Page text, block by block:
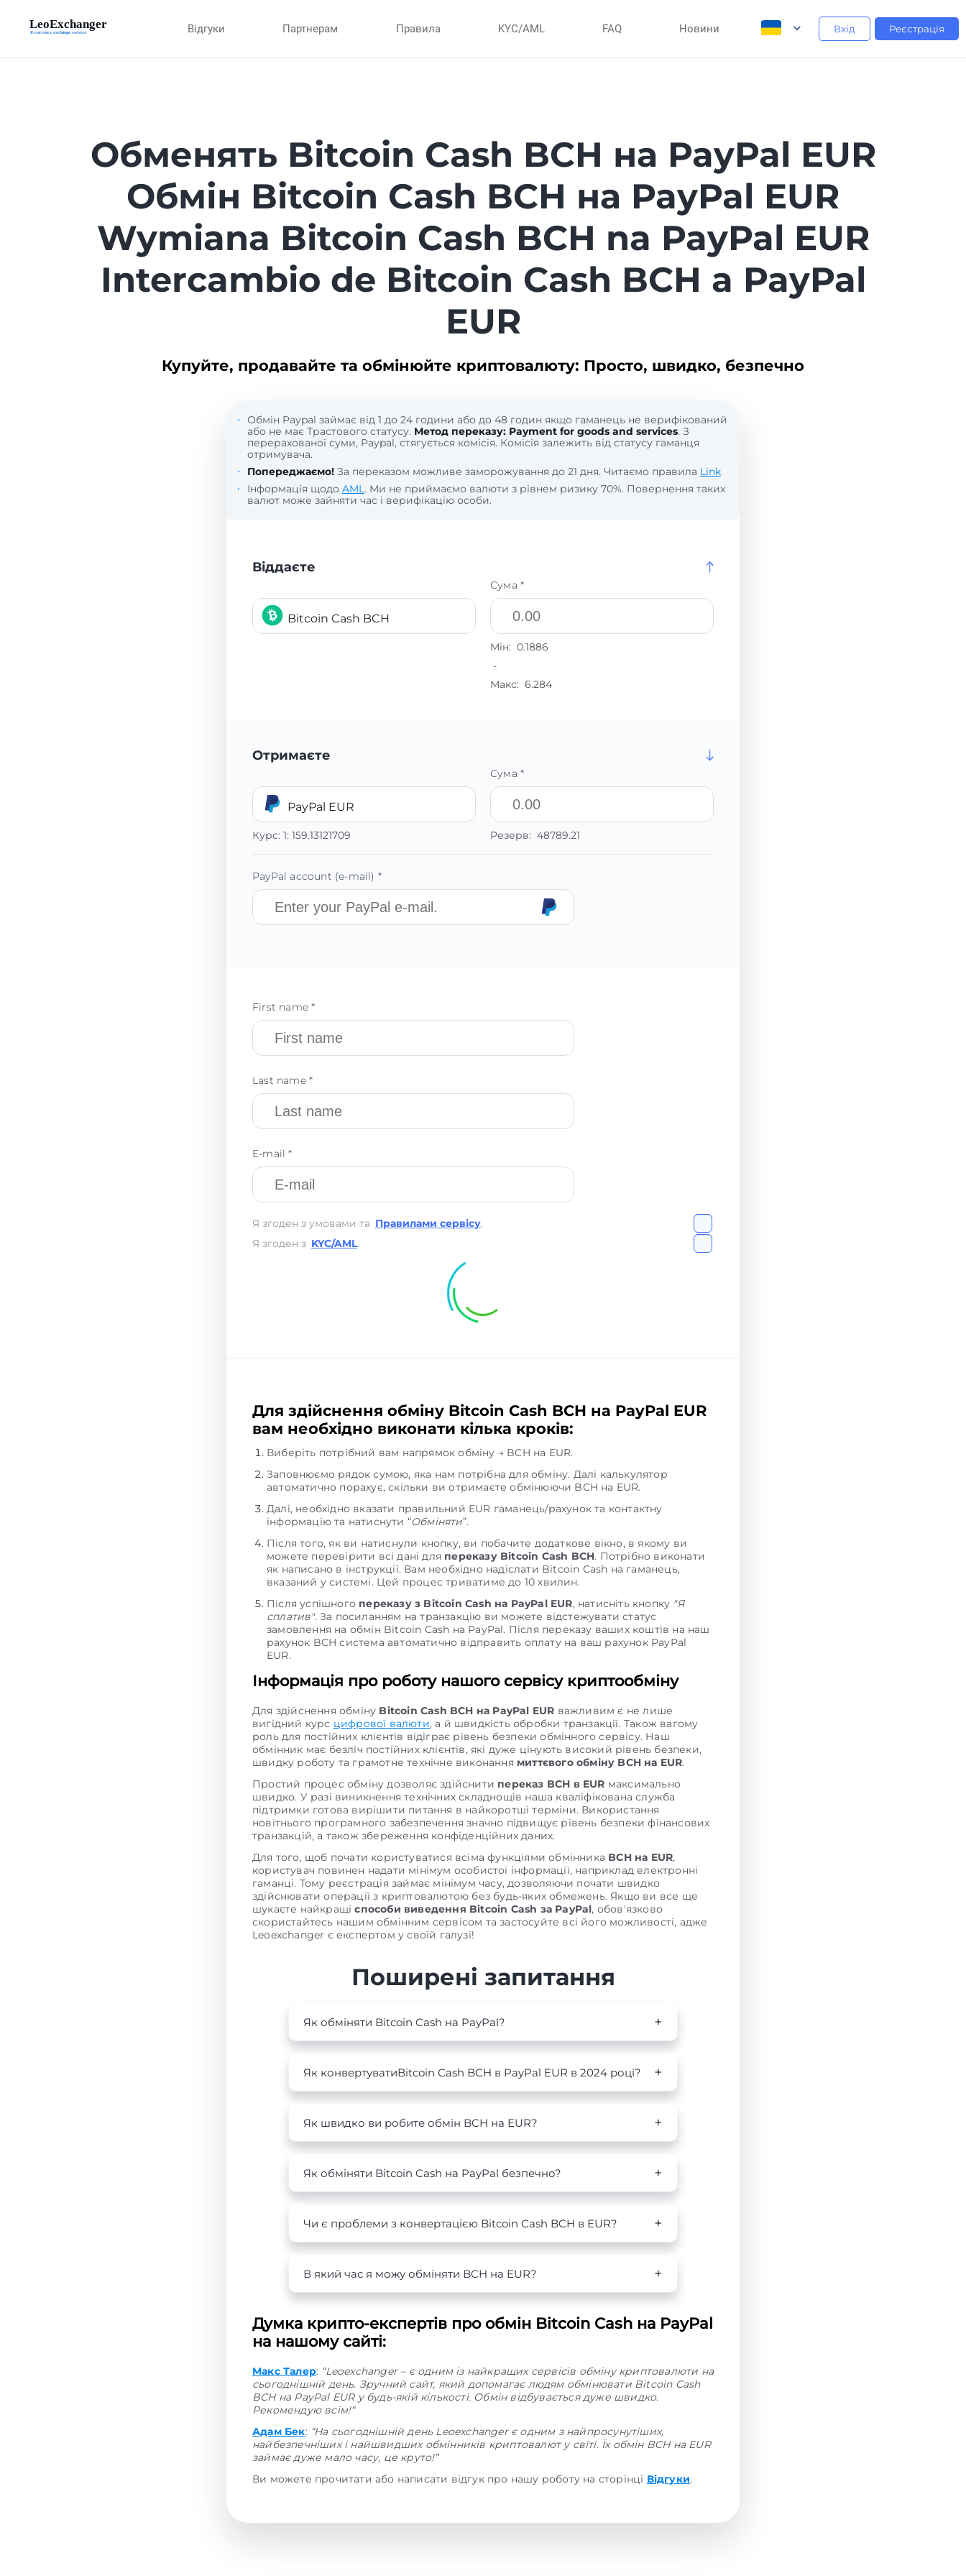
Відгуки Партнерам Правила KYC/AML FAQ Новини Вхід Реєстрація
Обменять Bitcoin Cash BCH на PayPal EUR
Обмін Bitcoin Cash BCH на PayPal EUR
Wymiana Bitcoin Cash BCH na PayPal EUR
Intercambio de Bitcoin Cash BCH a PayPal
EUR
Купуйте, продавайте та обмінюйте криптовалюту: Просто, швидко, безпечно
Обмін Paypal займає від 1 до 24 години або до 48 годин якщо гаманець не верифікований
або не має Трастового статусу. Метод переказу: Payment for goods and services. З
перерахованої суми, Paypal, стягується комісія. Комісія залежить від статусу гаманця
отримувача.
Попереджаємо! За переказом можливе заморожування до 21 дня. Читаємо правила Link
Інформація щодо AML. Ми не приймаємо валюти з рівнем ризику 70%. Повернення таких
валют може зайняти час і верифікацію особи.
Віддаєте
Bitcoin Cash BCH
Сума *
Мін: 0.1886
-
Макс: 6.284
Отримаєте
PayPal EUR
Курс: 1: 159.13121709
Сума *
Резерв: 48789.21
PayPal account (e-mail) *
First name *
Last name *
E-mail *
Я згоден з умовами та Правилами сервісу.
Я згоден з KYC/AML.
Для здійснення обміну Bitcoin Cash BCH на PayPal EUR
вам необхідно виконати кілька кроків:
Виберіть потрібний вам напрямок обміну → BCH на EUR.
Заповнюємо рядок сумою, яка нам потрібна для обміну. Далі калькулятор
автоматично порахує, скільки ви отримаєте обмінюючи BCH на EUR.
Далі, необхідно вказати правильний EUR гаманець/рахунок та контактну
інформацію та натиснути “Обміняти”.
Після того, як ви натиснули кнопку, ви побачите додаткове вікно, в якому ви
можете перевірити всі дані для переказу Bitcoin Cash BCH. Потрібно виконати
як написано в інструкції. Вам необхідно надіслати Bitcoin Cash на гаманець,
вказаний у системі. Цей процес триватиме до 10 хвилин.
Після успішного переказу з Bitcoin Cash на PayPal EUR, натисніть кнопку "Я
сплатив". За посиланням на транзакцію ви можете відстежувати статус
замовлення на обмін Bitcoin Cash на PayPal. Після переказу ваших коштів на наш
рахунок BCH система автоматично відправить оплату на ваш рахунок PayPal
EUR.
Інформація про роботу нашого сервісу криптообміну
Для здійснення обміну Bitcoin Cash BCH на PayPal EUR важливим є не лише
вигідний курс цифрової валюти, а й швидкість обробки транзакції. Також вагому
роль для постійних клієнтів відіграє рівень безпеки обмінного сервісу. Наш
обмінник має безліч постійних клієнтів, які дуже цінують високий рівень безпеки,
швидку роботу та грамотне технічне виконання миттєвого обміну BCH на EUR.
Простий процес обміну дозволяє здійснити переказ BCH в EUR максимально
швидко. У разі виникнення технічних складнощів наша кваліфікована служба
підтримки готова вирішити питання в найкоротші терміни. Використання
новітнього програмного забезпечення значно підвищує рівень безпеки фінансових
транзакцій, а також збереження конфіденційних даних.
Для того, щоб почати користуватися всіма функціями обмінника BCH на EUR,
користувач повинен надати мінімум особистої інформації, наприклад електронні
гаманці. Тому реєстрація займає мінімум часу, дозволяючи почати швидко
здійснювати операції з криптовалютою без будь-яких обмежень. Якщо ви все ще
шукаєте найкращіспособи виведення Bitcoin Cash за PayPal, обов'язково
скористайтесь нашим обмінним сервісом та застосуйте всі його можливості, адже
Leoexchanger є експертом у своїй галузі!
Поширені запитання
Як обміняти Bitcoin Cash на PayPal?
Як конвертуватиBitcoin Cash BCH в PayPal EUR в 2024 році?
Як швидко ви робите обмін BCH на EUR?
Як обміняти Bitcoin Cash на PayPal безпечно?
Чи є проблеми з конвертацією Bitcoin Cash BCH в EUR?
В який час я можу обміняти BCH на EUR?
Думка крипто-експертів про обмін Bitcoin Cash на PayPal
на нашому сайті:
Макс Талер: “Leoexchanger – є одним із найкращих сервісів обміну криптовалюти на
сьогоднішній день. Зручний сайт, який допомагає людям обмінювати Bitcoin Cash
BCH на PayPal EUR у будь-якій кількості. Обмін відбувається дуже швидко.
Рекомендую всім!“
Адам Бек: “На сьогоднішній день Leoexchanger є одним з найпросунутіших,
найбезпечніших і найшвидших обмінників криптовалют у світі. Їх обмін BCH на EUR
займає дуже мало часу, це круто!”
Ви можете прочитати або написати відгук про нашу роботу на сторінці Відгуки.